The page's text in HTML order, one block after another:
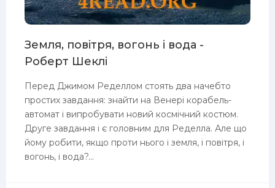
Земля, повітря, вогонь і вода -
Роберт Шеклі
Перед Джимом Ределлом стоять два начебто
простих завдання: знайти на Венері корабель-
автомат і випробувати новий космічний костюм.
Друге завдання і є головним для Ределла. Але що
йому робити, якщо проти нього і земля, і повітря, і
вогонь, і вода?...